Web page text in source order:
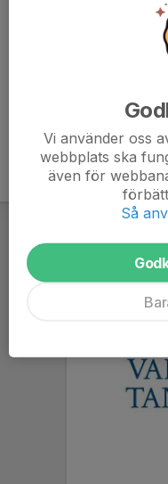
Vi använder oss
webbplats ska
även för
Så